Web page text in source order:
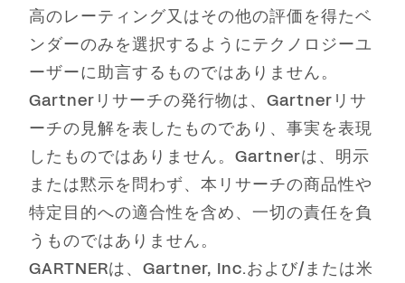
高のレーティング又はその他の評価を得たベ
ンダーのみを選択するようにテクノロジーユ
ーザーに助言するものではありません。
Gartnerリサーチの発行物は、Gartnerリサ
ーチの見解を表したものであり、事実を表現
したものではありません。Gartnerは、明示
または黙示を問わず、本リサーチの商品性や
特定目的への適合性を含め、一切の責任を負
うものではありません。
GARTNERは、Gartner, Inc.および/または米